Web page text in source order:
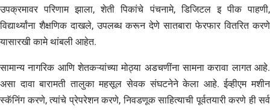
उपक्रमावर परिणाम झाला, शेती पिकांचे पंचनामे, डिजिटल इ पीक पाहणी,
विद्यार्थ्यांना शैक्षणिक दाखले, उपलब्ध करून देणे सातबारा फेरफार वितरित करणे
यासारखी कामे थांबली आहेत.
सामान्य नागरिक आणि शेतकऱ्यांच्या मोठ्या अडचणींना सामना करावा लागत आहे.
असा दावा बारामती तालुका महसूल सेवक संघटनेने केला आहे. ईव्हीएम मशीन
स्कॅनिंग करणे, त्यांचे प्रेपरेशन करणे, निवडणूक साहित्याची पूर्वतयारी करणे ही सर्व